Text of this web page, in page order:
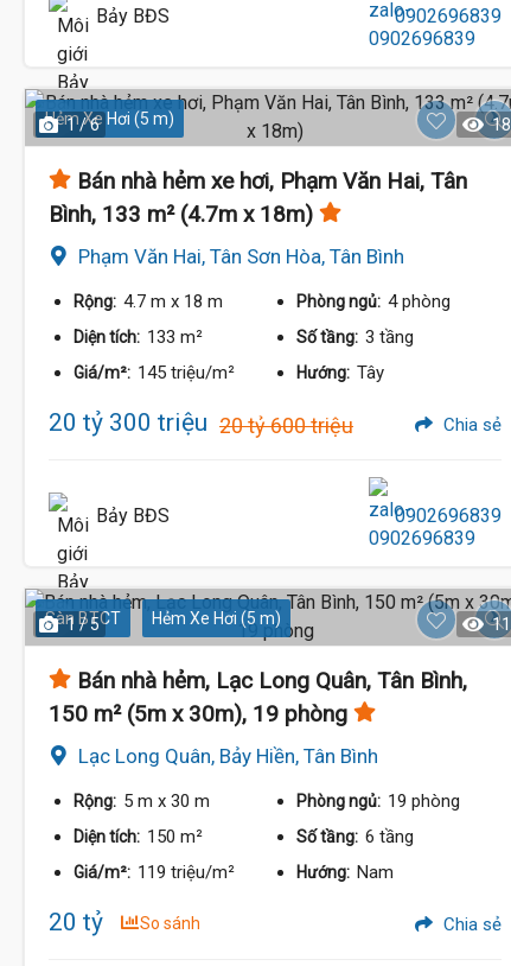
Bảy BĐS 0902696839
Hẻm Xe Hơi (5 m)
1 / 6 18
Bán nhà hẻm xe hơi, Phạm Văn Hai, Tân
Bình, 133 m² (4.7m x 18m)
Phạm Văn Hai, Tân Sơn Hòa, Tân Bình
Rộng: 4.7 m x 18 m Phòng ngủ: 4 phòng
Diện tích: 133 m² Số tầng: 3 tầng
Giá/m²: 145 triệu/m² Hướng: Tây
20 tỷ 300 triệu 20 tỷ 600 triệu Chia sẻ
Bảy BĐS 0902696839
Sàn BTCT Hẻm Xe Hơi (5 m)
1 / 5 11
Bán nhà hẻm, Lạc Long Quân, Tân Bình,
150 m² (5m x 30m), 19 phòng
Lạc Long Quân, Bảy Hiền, Tân Bình
Rộng: 5 m x 30 m Phòng ngủ: 19 phòng
Diện tích: 150 m² Số tầng: 6 tầng
Giá/m²: 119 triệu/m² Hướng: Nam
20 tỷ So sánh Chia sẻ